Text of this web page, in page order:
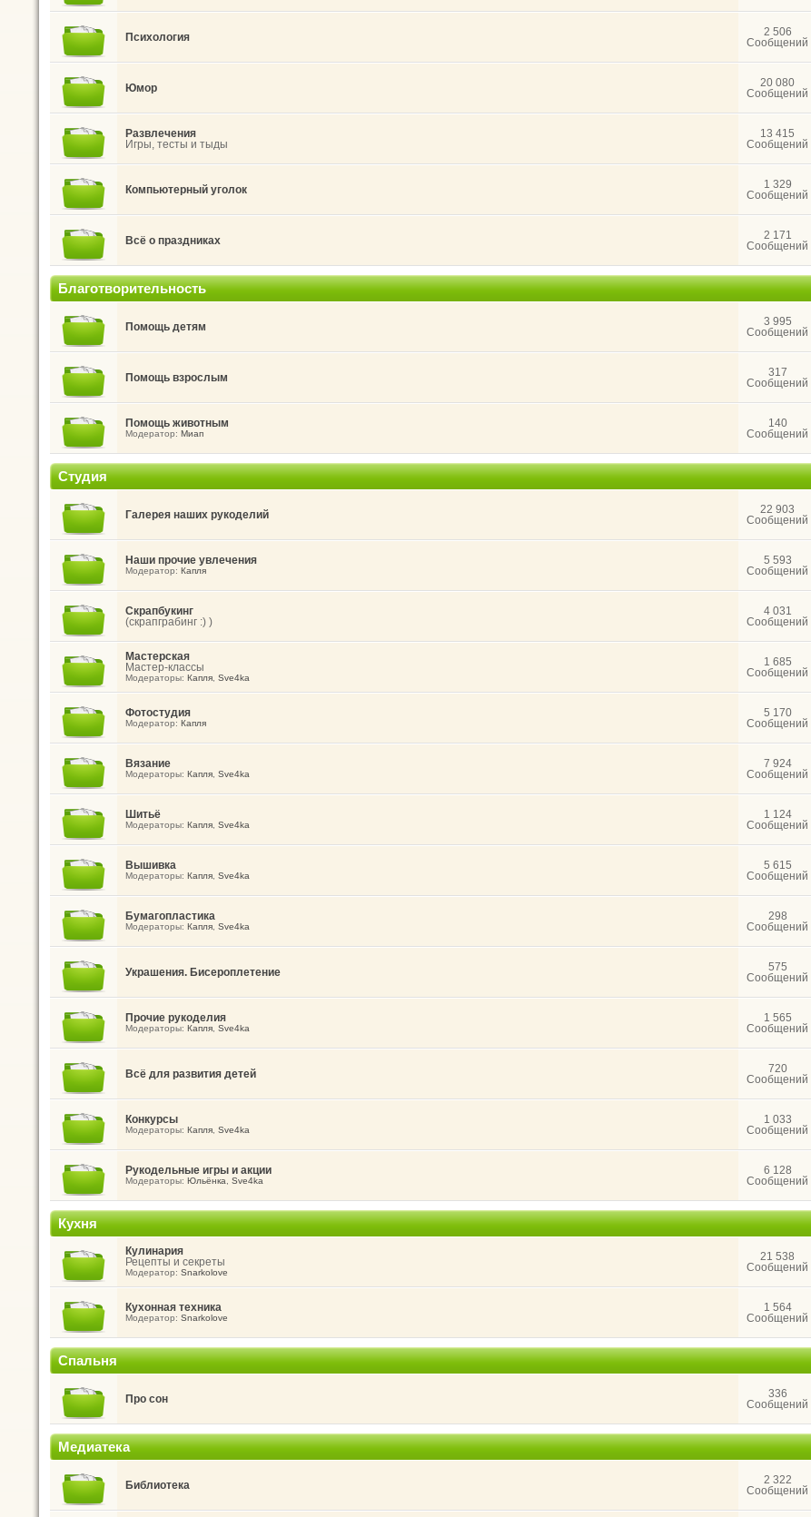
Психология
2 506
Сообщений
Юмор
20 080
Сообщений
Развлечения
Игры, тесты и тыды
13 415
Сообщений
Компьютерный уголок
1 329
Сообщений
Всё о праздниках
2 171
Сообщений
Благотворительность
Помощь детям
3 995
Сообщений
Помощь взрослым
317
Сообщений
Помощь животным
Модератор: Миап
140
Сообщений
Студия
Галерея наших рукоделий
22 903
Сообщений
Наши прочие увлечения
Модератор: Капля
5 593
Сообщений
Скрапбукинг
(скрапграбинг :) )
4 031
Сообщений
Мастерская
Мастер-классы
Модераторы: Капля, Sve4ka
1 685
Сообщений
Фотостудия
Модератор: Капля
5 170
Сообщений
Вязание
Модераторы: Капля, Sve4ka
7 924
Сообщений
Шитьё
Модераторы: Капля, Sve4ka
1 124
Сообщений
Вышивка
Модераторы: Капля, Sve4ka
5 615
Сообщений
Бумагопластика
Модераторы: Капля, Sve4ka
298
Сообщений
Украшения. Бисероплетение
575
Сообщений
Прочие рукоделия
Модераторы: Капля, Sve4ka
1 565
Сообщений
Всё для развития детей
720
Сообщений
Конкурсы
Модераторы: Капля, Sve4ka
1 033
Сообщений
Рукодельные игры и акции
Модераторы: Юльёнка Sve4ka
6 128
Сообщений
Кухня
Кулинария
Рецепты и секреты
Модератор: Snarkolove
21 538
Сообщений
Кухонная техника
Модератор: Snarkolove
1 564
Сообщений
Спальня
Про сон
336
Сообщений
Медиатека
Библиотека
2 322
Сообщений